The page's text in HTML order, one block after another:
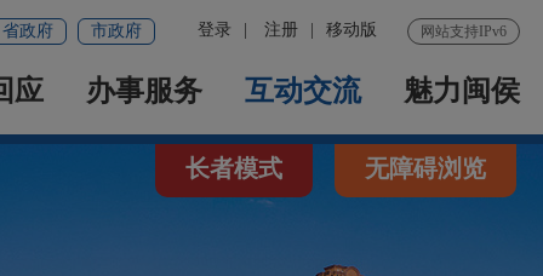
网站支持IPv6
登录 注册 移动版
省政府 市政府
应 办事服务 互动交流 魅力闽侯
长者模式 无障碍浏览